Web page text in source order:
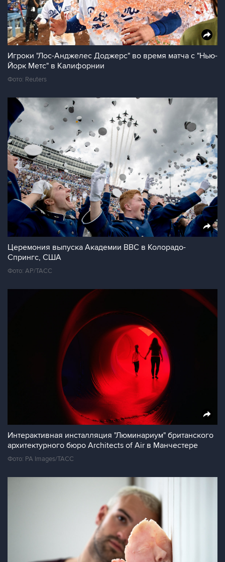
Игроки "Лос-Анджелес Доджерс" во время матча с "Нью-
Йорк Метс" в Калифорнии
Фото: Reuters
Церемония выпуска Академии ВВС в Колорадо-
Спрингс, США
Фото: AP/ТАСС
Интерактивная инсталляция "Люминариум" британского
архитектурного бюро Architects of Air в Манчестере
Фото: PA Images/ТАСС